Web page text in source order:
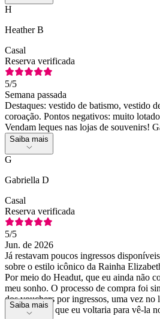
H
Heather B
Casal
Reserva verificada
5/5
Semana passada
Destaques: vestido de batismo, vestido
coroação. Pontos negativos: muito
Vendam leques nas lojas de souvenirs!
Saiba mais
G
Gabriella D
Casal
Reserva verificada
5/5
Jun. de 2026
Já restavam poucos ingressos
sobre o estilo icônico da Rainha
Por meio do Headut, que eu ainda não
meu sonho. O processo de compra foi
dos vouchers por ingressos, uma vez no
emocionante que eu voltaria para vê-la
Saiba mais